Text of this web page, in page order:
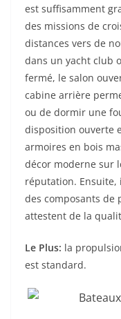
est suffisamment
des missions de
distances vers de
dans un yacht club
fermé, le salon
cabine arrière
ou de dormir une
disposition ouverte
armoires en bois
décor moderne sur
réputation. Ensuite,
des composants de
attestent de la
Le Plus: la
est standard.